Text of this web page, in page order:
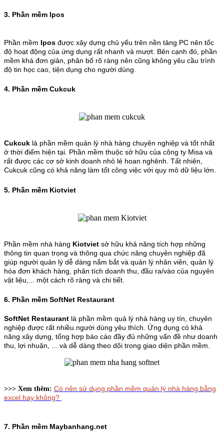
3. Phần mềm Ipos
Phần mềm Ipos được xây dựng chủ yếu trên nền tảng PC nên tốc
độ hoạt động của ứng dụng rất nhanh và mượt. Bên cạnh đó, phần
mềm khá đơn giản, phân bố rõ ràng nên cũng không yêu cầu trình
độ tin học cao, tiện dụng cho người dùng.
4. Phần mềm Cukcuk
Cukcuk là phần mềm quản lý nhà hàng chuyên nghiệp và tốt nhất
ở thời điểm hiện tại. Phần mềm thuộc sở hữu của công ty Misa và
rất được các cơ sở kinh doanh nhỏ lẻ hoan nghênh. Tất nhiên,
Cukcuk cũng có khả năng làm tốt công việc với quy mô dữ liệu lớn.
5. Phần mềm Kiotviet
Phần mềm nhà hàng Kiotviet sở hữu khả năng tích hợp những
thông tin quan trọng và thông qua chức năng chuyên nghiệp đã
giúp người quản lý dễ dàng nắm bắt và quản lý nhân viên, quản lý
hóa đơn khách hàng, phân tích doanh thu, đầu ra/vào của nguyên
vật liệu,... một cách rõ ràng và chi tiết.
6. Phần mềm SoftNet Restaurant
SoftNet Restaurant là phần mềm quả lý nhà hàng uy tín, chuyên
nghiệp được rất nhiều người dùng yêu thích. Ứng dụng có khả
năng xây dựng, tổng hợp báo cáo đầy đủ những vấn đề như doanh
thu, lợi nhuận, ... và dễ dàng theo dõi trong giao diện phần mềm.
>>> Xem thêm: Có nên sử dụng phần mềm quản lý nhà hàng bằng
excel hay không?
7. Phần mềm Maybanhang.net